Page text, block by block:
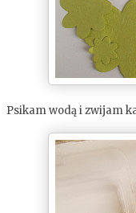
Psikam wodą i zwijam